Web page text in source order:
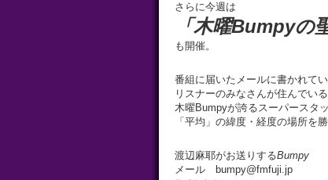
さらに今週は
「木曜Bumpyの
も開催。
番組に届いたメールに書かれて
リスナーのみなさんが住んでい
木曜Bumpyが誇るスーパースタ
「平均」の緯度・経度の場所を
渡辺麻耶がお送りするBumpy
メール bumpy@fmfuji.jp